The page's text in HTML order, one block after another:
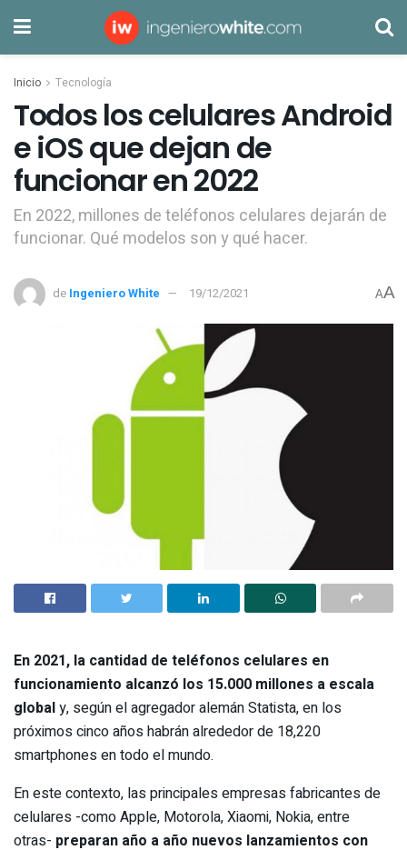
Inicio Tecnología
Todos los celulares Android
e iOS que dejan de
funcionar en 2022
En 2022, millones de teléfonos celulares dejarán de
funcionar. Qué modelos son y qué hacer.
de Ingeniero White 19/12/2021 AA
En 2021, la cantidad de teléfonos celulares en
funcionamiento alcanzó los 15.000 millones a escala
globaly, según el agregador alemán Statista, en los
próximos cinco años habrán alrededor de 18,220
smartphones en todo el mundo.
En este contexto, las principales empresas fabricantes de
celulares -como Apple, Motorola, Xiaomi, Nokia, entre
otras- preparan año a año nuevos lanzamientos con